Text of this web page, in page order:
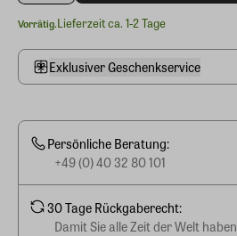
Vorrätig.Lieferzeit ca. 1-2 Tage
Exklusiver Geschenkservice
Persönliche Beratung:
+49 (0) 40 32 80 101
30 Tage Rückgaberecht:
Damit Sie alle Zeit der Welt haben